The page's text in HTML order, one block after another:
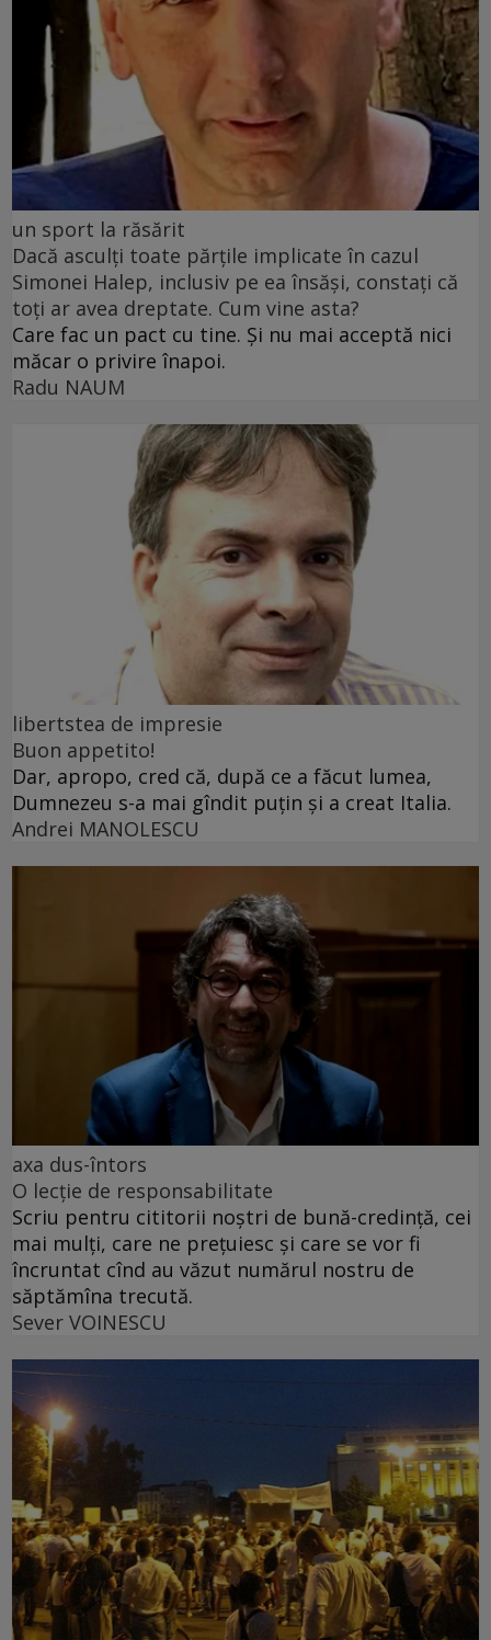
un sport la răsărit
Dacă asculți toate părțile implicate în cazul
Simonei Halep, inclusiv pe ea însăși, constați că
toți ar avea dreptate. Cum vine asta?
Care fac un pact cu tine. Și nu mai acceptă nici
măcar o privire înapoi.
Radu NAUM
libertstea de impresie
Buon appetito!
Dar, apropo, cred că, după ce a făcut lumea,
Dumnezeu s-a mai gîndit puțin și a creat Italia.
Andrei MANOLESCU
axa dus-întors
O lecție de responsabilitate
Scriu pentru cititorii noștri de bună-credință, cei
mai mulți, care ne prețuiesc și care se vor fi
încruntat cînd au văzut numărul nostru de
săptămîna trecută.
Sever VOINESCU